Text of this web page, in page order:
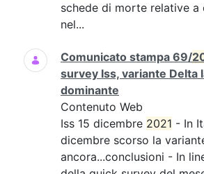
schede di morte relative a
nel...
Comunicato stampa 69/
survey Iss, variante Delta
dominante
Contenuto Web
Iss 15 dicembre 2021 - In
dicembre scorso la
ancora...conclusioni - In